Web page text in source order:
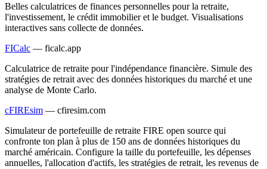
Belles calculatrices de finances personnelles pour la retraite,
l'investissement, le crédit immobilier et le budget. Visualisations
interactives sans collecte de données.
FICalc — ficalc.app
Calculatrice de retraite pour l'indépendance financière. Simule des
stratégies de retrait avec des données historiques du marché et une
analyse de Monte Carlo.
cFIREsim — cfiresim.com
Simulateur de portefeuille de retraite FIRE open source qui
confronte ton plan à plus de 150 ans de données historiques du
marché américain. Configure la taille du portefeuille, les dépenses
annuelles, l'allocation d'actifs, les stratégies de retrait, les revenus de